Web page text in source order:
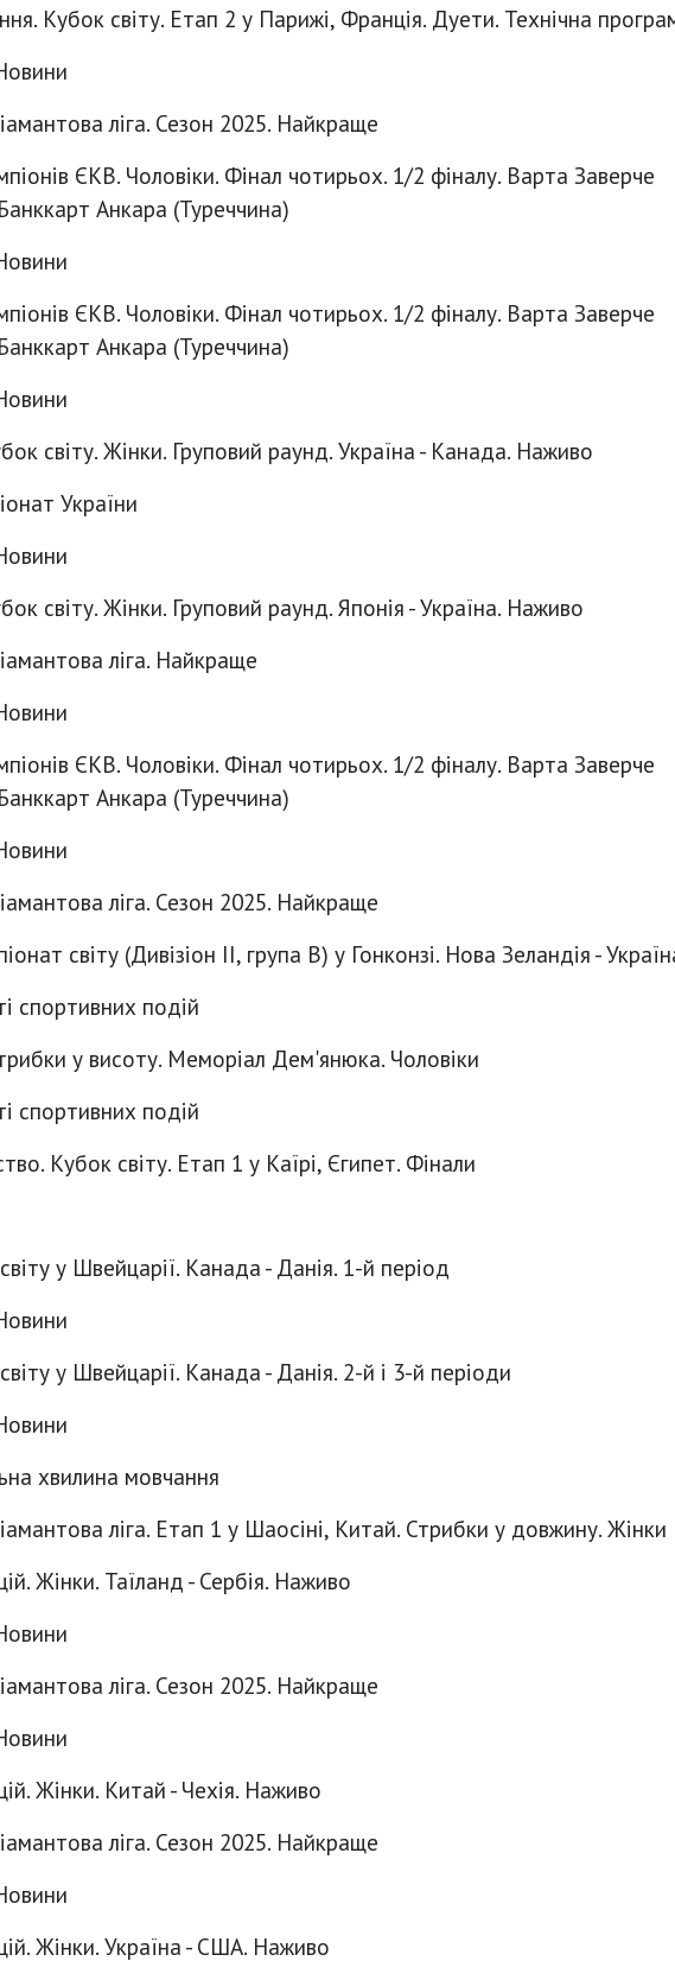
Кубок світу. Етап 2 у Парижі, Франція. Дуети. Технічна
ліга. Сезон 2025. Найкраще
ЄКВ. Чоловіки. Фінал чотирьох. 1/2 фіналу. Варта Заверче
Анкара (Туреччина)
ЄКВ. Чоловіки. Фінал чотирьох. 1/2 фіналу. Варта Заверче
Анкара (Туреччина)
світу. Жінки. Груповий раунд. Україна - Канада. Наживо
України
світу. Жінки. Груповий раунд. Японія - Україна. Наживо
ліга. Найкраще
ЄКВ. Чоловіки. Фінал чотирьох. 1/2 фіналу. Варта Заверче
Анкара (Туреччина)
ліга. Сезон 2025. Найкраще
світу (Дивізіон ІІ, група B) у Гонконзі. Нова Зеландія -
спортивних подій
у висоту. Меморіал Дем'янюка. Чоловіки
спортивних подій
Кубок світу. Етап 1 у Каїрі, Єгипет. Фінали
у Швейцарії. Канада - Данія. 1-й період
у Швейцарії. Канада - Данія. 2-й і 3-й періоди
хвилина мовчання
ліга. Етап 1 у Шаосіні, Китай. Стрибки у довжину. Жінки
Жінки. Таїланд - Сербія. Наживо
ліга. Сезон 2025. Найкраще
Жінки. Китай - Чехія. Наживо
ліга. Сезон 2025. Найкраще
Жінки. Україна - США. Наживо